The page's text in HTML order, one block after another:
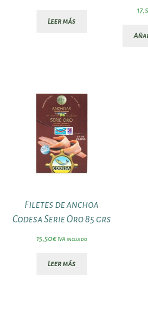
Leer más
Filetes de anchoa
Codesa Serie Oro 85 grs
15,50€ IVA incluido
Leer más